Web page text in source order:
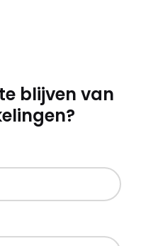
blijven van